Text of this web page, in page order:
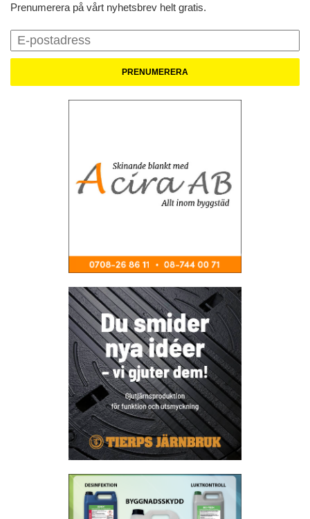
Prenumerera på vårt nyhetsbrev helt gratis.